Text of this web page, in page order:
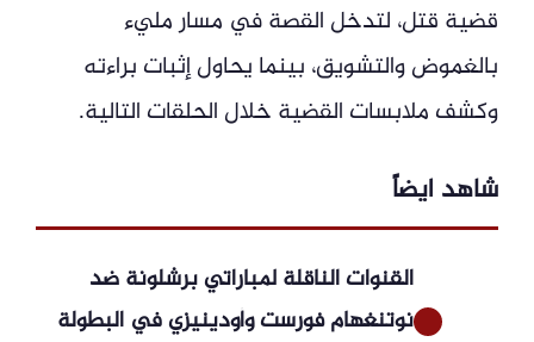
قضية قتل، لتدخل القصة في مسار مليء
بالغموض والتشويق، بينما يحاول إثبات براءته
وكشف ملابسات القضية خلال الحلقات التالية.
شاهد ايضاً
القنوات الناقلة لمباراتي برشلونة ضد
نوتنغهام فورست وأودينيزي في البطولة